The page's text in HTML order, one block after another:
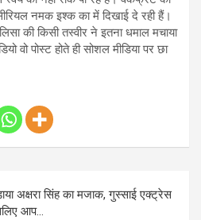
नमक इश्क का में दिखाई दे रही हैं।
की किसी तस्वीर ने इतना धमाल मचाया
वो पोस्ट होते ही सोशल मीडिया पर छा
अक्षरा सिंह का मजाक, गुस्साई एक्ट्रेस
आप…